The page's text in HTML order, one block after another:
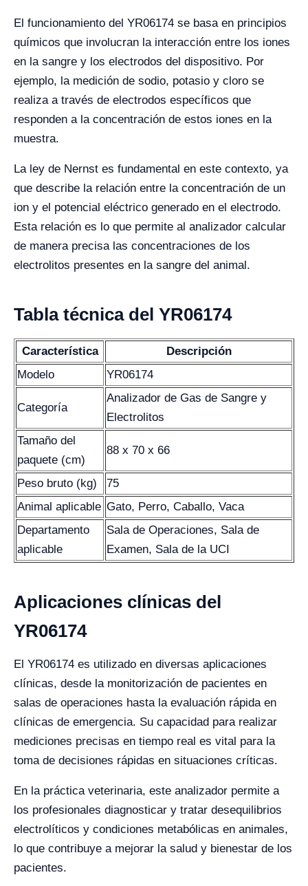
El funcionamiento del YR06174 se basa en principios
químicos que involucran la interacción entre los iones
en la sangre y los electrodos del dispositivo. Por
ejemplo, la medición de sodio, potasio y cloro se
realiza a través de electrodos específicos que
responden a la concentración de estos iones en la
muestra.
La ley de Nernst es fundamental en este contexto, ya
que describe la relación entre la concentración de un
ion y el potencial eléctrico generado en el electrodo.
Esta relación es lo que permite al analizador calcular
de manera precisa las concentraciones de los
electrolitos presentes en la sangre del animal.
Tabla técnica del YR06174
Característica
Descripción
Modelo
YR06174
Categoría
Analizador de Gas de Sangre y
Electrolitos
Tamaño del
paquete (cm)
88 x 70 x 66
Peso bruto (kg)
75
Animal aplicable Gato, Perro, Caballo, Vaca
Departamento
aplicable
Sala de Operaciones, Sala de
Examen, Sala de la UCI
Aplicaciones clínicas del
YR06174
El YR06174 es utilizado en diversas aplicaciones
clínicas, desde la monitorización de pacientes en
salas de operaciones hasta la evaluación rápida en
clínicas de emergencia. Su capacidad para realizar
mediciones precisas en tiempo real es vital para la
toma de decisiones rápidas en situaciones críticas.
En la práctica veterinaria, este analizador permite a
los profesionales diagnosticar y tratar desequilibrios
electrolíticos y condiciones metabólicas en animales,
lo que contribuye a mejorar la salud y bienestar de los
pacientes.